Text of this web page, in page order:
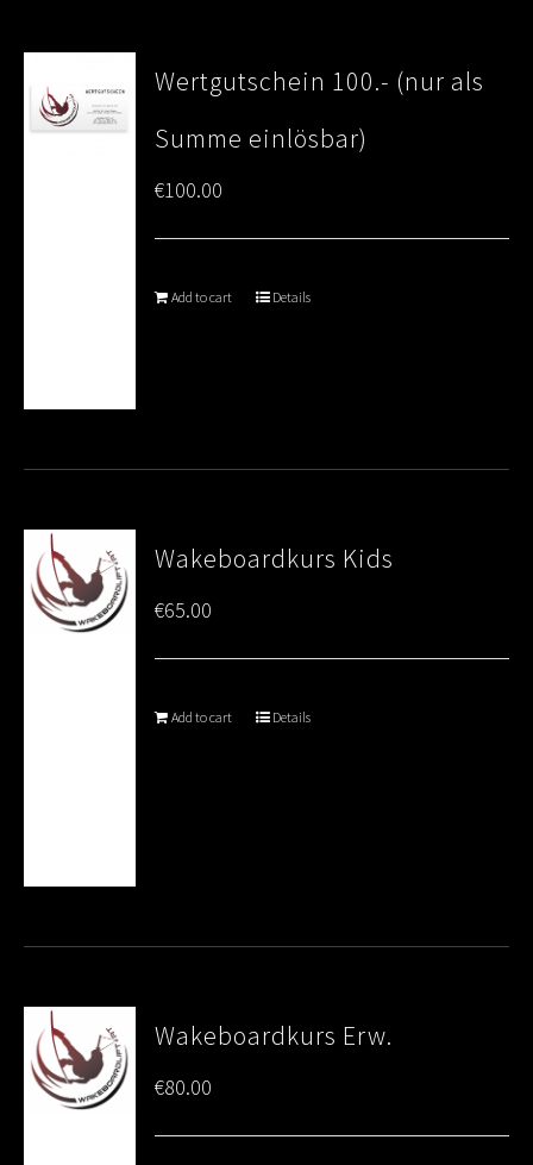
Wertgutschein 100.- (nur als
Summe einlösbar)
€100.00
Add to cart Details
Wakeboardkurs Kids
€65.00
Add to cart Details
Wakeboardkurs Erw.
€80.00